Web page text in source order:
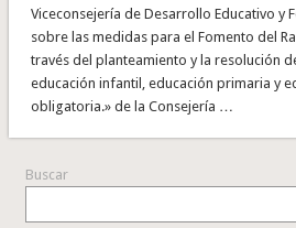
Viceconsejería de Desarrollo Educativo y
sobre las medidas para el Fomento del
través del planteamiento y la resolución
educación infantil, educación primaria y
obligatoria.» de la Consejería …
Buscar